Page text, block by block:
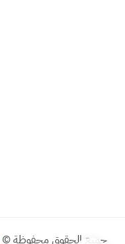
جميع الحقوق محفوظة ©